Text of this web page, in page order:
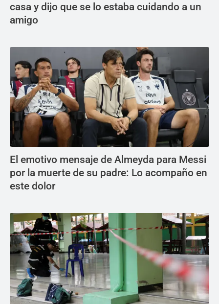
casa y dijo que se lo estaba cuidando a un
amigo
El emotivo mensaje de Almeyda para Messi
por la muerte de su padre: Lo acompaño en
este dolor